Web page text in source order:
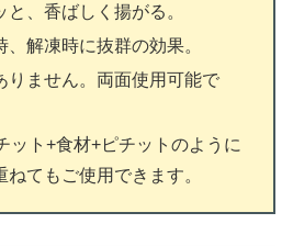
、香ばしく揚がる。
解凍時に抜群の効果。
りません。両面使用可能で
ット+食材+ピチットのように
ねてもご使用できます。